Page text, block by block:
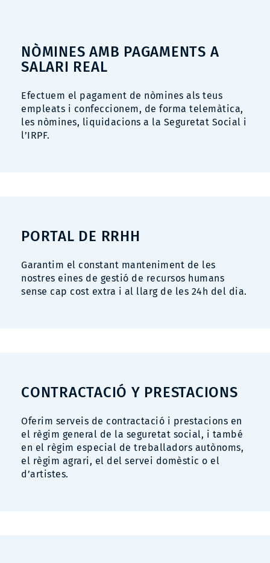
NÒMINES AMB PAGAMENTS A
SALARI REAL
Efectuem el pagament de nòmines als teus
empleats i confeccionem, de forma telemàtica,
les nòmines, liquidacions a la Seguretat Social i
l’IRPF.
PORTAL DE RRHH
Garantim el constant manteniment de les
nostres eines de gestió de recursos humans
sense cap cost extra i al llarg de les 24h del dia.
CONTRACTACIÓ Y PRESTACIONS
Oferim serveis de contractació i prestacions en
el règim general de la seguretat social, i també
en el règim especial de treballadors autònoms,
el règim agrari, el del servei domèstic o el
d’artistes.